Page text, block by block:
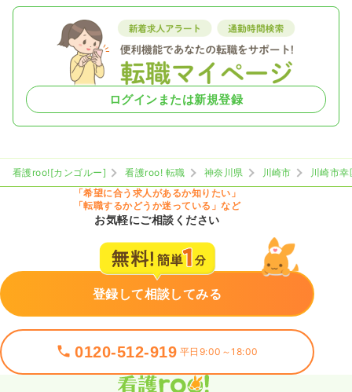
ログインまたは新規登録
看護roo![カンゴルー] 看護roo! 転職 神奈川県 川崎市
川崎市幸
「希望に合う求人があるか知りたい」
「転職するかどうか迷っている」など
お気軽にご相談ください
登録して相談してみる
0120-512-919 平日9:00～18:00